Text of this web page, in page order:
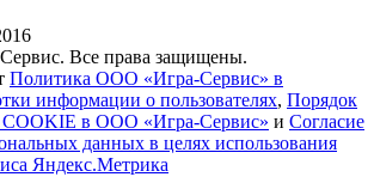
Все права защищены.
Политика ООО «Игра-Сервис» в
информации о пользователях, Порядок
COOKIE в ООО «Игра-Сервис» и Согласие
данных в целях использования
Яндекс.Метрика